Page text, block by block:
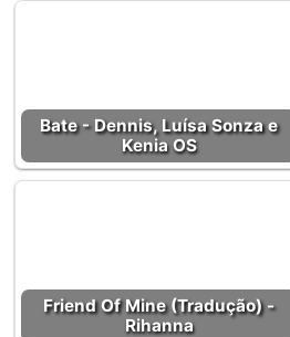
Bate - Dennis, Luísa Sonza e
Kenia OS
Friend Of Mine (Tradução) -
Rihanna